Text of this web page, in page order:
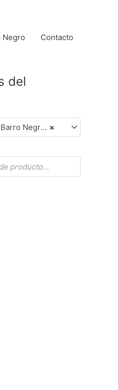
Negro Contacto
del
×
en Foto para Ver Detalles)